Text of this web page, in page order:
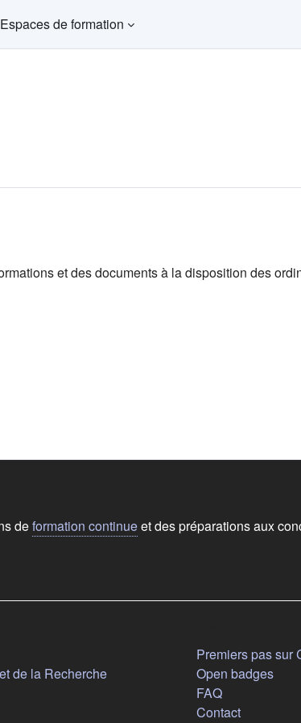
Espaces de formation
et des documents à la disposition des
deformation continueet des préparations aux
nouvel onglet)
de la Recherche(s'ouvre dans un nouvel onglet)
Premiers pas sur
Open badges
FAQ
Contact